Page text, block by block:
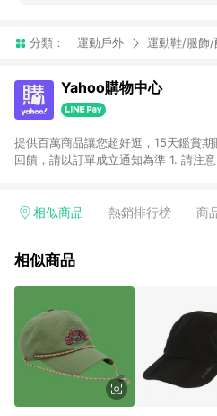
分類： 運動戶外 運動鞋/服飾/
Yahoo購物中心
提供百萬商品讓您超好逛，15天鑑賞
回饋，請以訂單成立通知為準 1. 請注意以下品類商品均無回饋：
電玩/遊戲/相機/單眼/鏡頭/拍立得
的購回饋活動享Yahoo超贈點回饋者 -
價券等虛擬貨幣折抵 4. 大宗採購或批
有相關事證認定您為大宗採購、批發
相關認定以Yahoo購物中心之認定為準
相似商品 熱銷排行榜 商
相似商品